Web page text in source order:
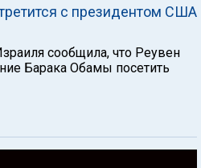
с президентом США
сообщила, что Реувен
Барака Обамы посетить